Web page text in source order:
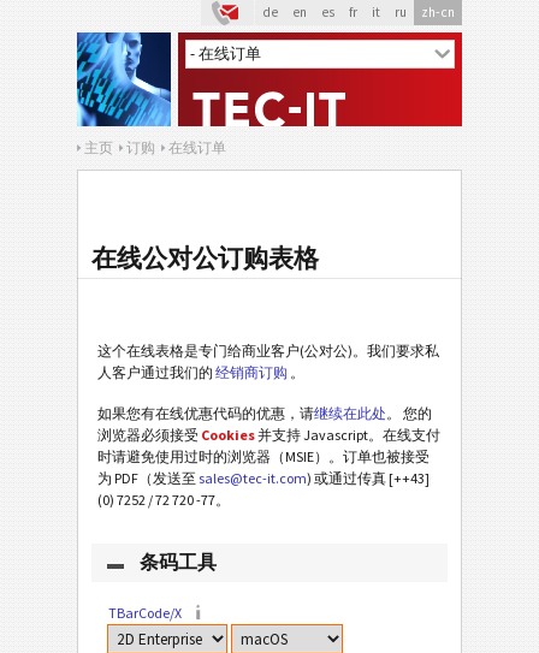
de en es fr it ru zh-cn
主页 订购 在线订单
在线公对公订购表格
这个在线表格是专门给商业客户(公对公)。我们要求私
人客户通过我们的 经销商订购 。
如果您有在线优惠代码的优惠，请继续在此处。 您的
浏览器必须接受 Cookies并支持 Javascript。在线支付
时请避免使用过时的浏览器（MSIE）。订单也被接受
为 PDF（发送至 sales@tec-it.com) 或通过传真 [++43]
(0) 7252 / 72 720 -77。
条码工具
TBarCode/X